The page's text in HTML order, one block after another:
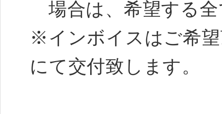
場合は、希望する全
※インボイスはご希
にて交付致します。